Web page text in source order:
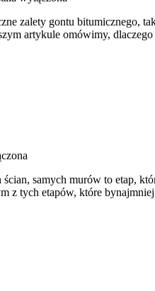
zalety gontu bitumicznego,
artykule omówimy,
samych murów to etap,
z tych etapów, które